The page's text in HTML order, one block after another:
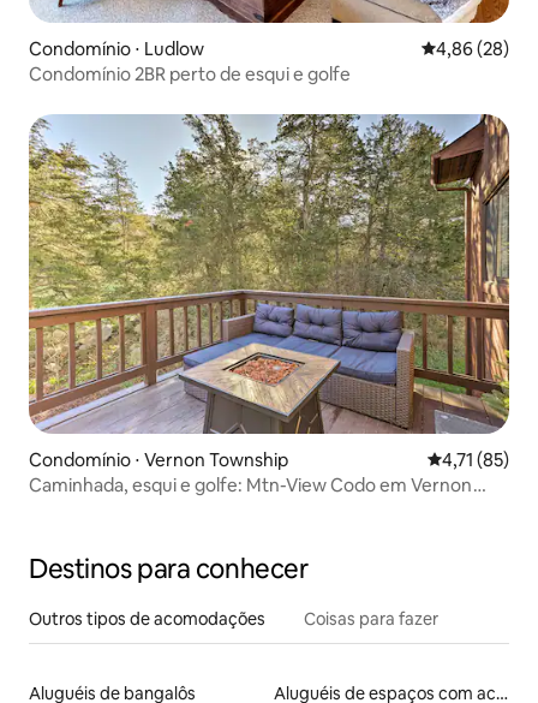
Condomínio ⋅ Ludlow 4,86 de uma
4,86 (28)
Condomínio 2BR perto de esqui e golfe
Condomínio ⋅ Vernon Township 4,71 de uma
4,71 (85)
Caminhada, esqui e golfe: Mtn-View Codo em Vernon
Destinos para conhecer
Outros tipos de acomodações Coisas para fazer
Aluguéis de bangalôs Aluguéis de espaços com acesso direto a pistas de esqui